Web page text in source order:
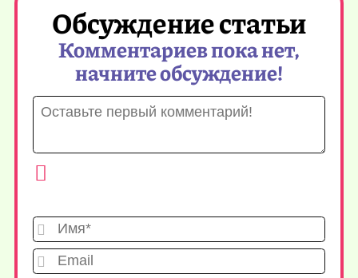
Обсуждение статьи
Комментариев пока нет,
начните обсуждение!
Имя*